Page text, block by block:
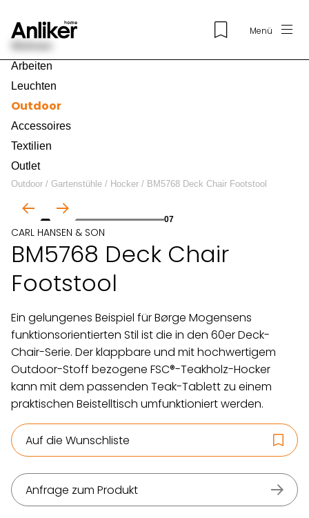
Menü
Arbeiten
Leuchten
Outdoor
Accessoires
Textilien
Outlet
Outdoor / Gartenstühle / Hocker / BM5768 Deck Chair Footstool
07
CARL HANSEN & SON
BM5768 Deck Chair
Footstool
Ein gelungenes Beispiel für Børge Mogensens
funktionsorientierten Stil ist die in den 60er Deck-
Chair-Serie. Der klappbare und mit hochwertigem
Outdoor-Stoff bezogene FSC®-Teakholz-Hocker
kann mit dem passenden Teak-Tablett zu einem
praktischen Beistelltisch umfunktioniert werden.
Auf die Wunschliste
Anfrage zum Produkt